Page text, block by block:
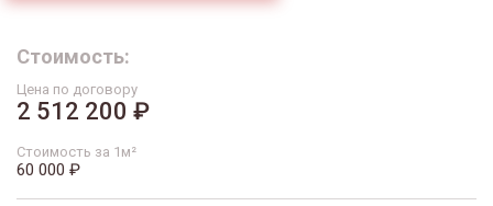
Стоимость:
Цена по договору
2 512 200 ₽
Стоимость за 1м²
60 000 ₽